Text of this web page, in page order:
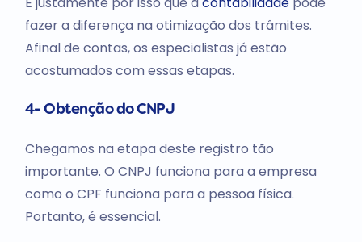
fazer a diferença na otimização dos trâmites.
Afinal de contas, os especialistas já estão
acostumados com essas etapas.
4- Obtenção do CNPJ
Chegamos na etapa deste registro tão
importante. O CNPJ funciona para a empresa
como o CPF funciona para a pessoa física.
Portanto, é essencial.